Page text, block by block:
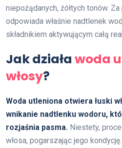
niepożądanych, żółtych tonów.
odpowiada właśnie nadtlenek
składnikiem aktywującym całą
Jak działa woda
włosy?
Woda utleniona otwiera łuski
wnikanie nadtlenku wodoru,
rozjaśnia pasma. Niestety,
włosa, pogarszając jego